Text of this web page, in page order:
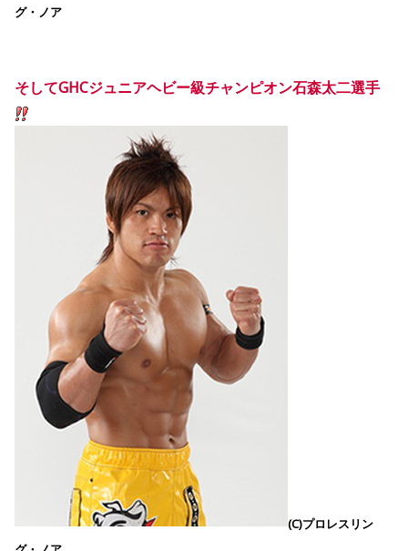
グ・ノア
そしてGHCジュニアヘビー級チャンピオン石森太二選手
(C)プロレスリン